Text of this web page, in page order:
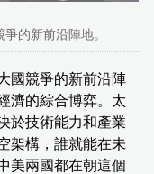
的新前沿陣地。
國競爭的新前沿陣
濟的綜合博弈。太
於技術能力和產業
架構，誰就能在未
美兩國都在朝這個